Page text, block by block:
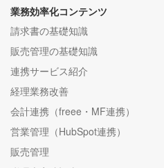
業務効率化コンテンツ
請求書の基礎知識
販売管理の基礎知識
連携サービス紹介
経理業務改善
会計連携（freee・MF連携）
営業管理（HubSpot連携）
販売管理